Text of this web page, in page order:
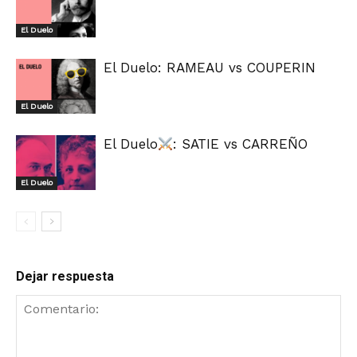
El Duelo
El Duelo
El Duelo: RAMEAU vs COUPERIN
El Duelo
El Duelo : SATIE vs CARREÑO
Dejar respuesta